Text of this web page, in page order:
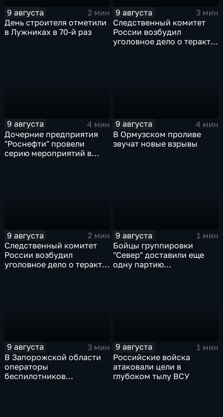
9 августа
2 мин
День строителя отметили
в Лужниках в 70-й раз
9 августа
3 мин
Следственный комитет
России возбудил
уголовное дело о теракте
9 августа
4 мин
Дочерние предприятия
"Роснефти" провели
серию мероприятий в
9 августа
4 мин
В Ормузском проливе
звучат новые взрывы
9 августа
2 мин
Следственный комитет
России возбудил
уголовное дело о теракте
9 августа
1 мин
Бойцы группировки
"Север" доставили еще
одну партию
9 августа
3 мин
В Запорожской области
операторы
беспилотников
9 августа
1 мин
Российские войска
атаковали цели в
глубоком тылу ВСУ